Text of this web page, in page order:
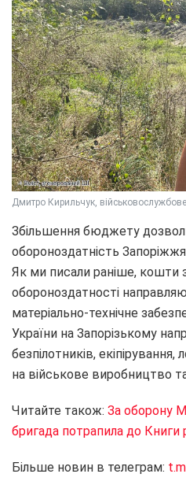
Дмитро Кирильчук,
Збільшення бюджету
обороноздатність
Як ми писали раніше, кошти
обороноздатності
матеріально-технічне
України на Запорізькому
безпілотників, екіпірування,
на військове виробництво
Читайте також: За оборону
бригада потрапила до Книги
Більше новин в телеграм: